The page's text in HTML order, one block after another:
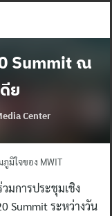
Summit ณ
ย
Center
ภูมิใจของ MWIT
มการประชุมเชิง
Summit ระหว่างวัน